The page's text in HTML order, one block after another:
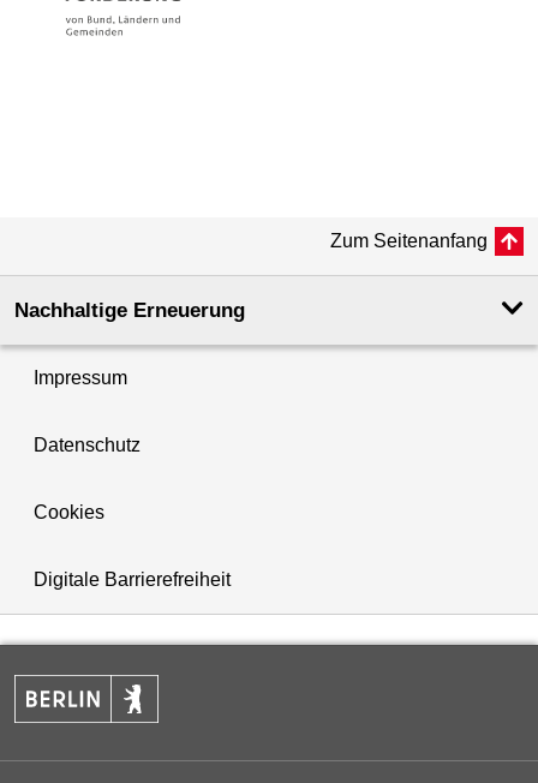
Zum Seitenanfang
Nachhaltige Erneuerung
Impressum
Datenschutz
Cookies
Digitale Barrierefreiheit